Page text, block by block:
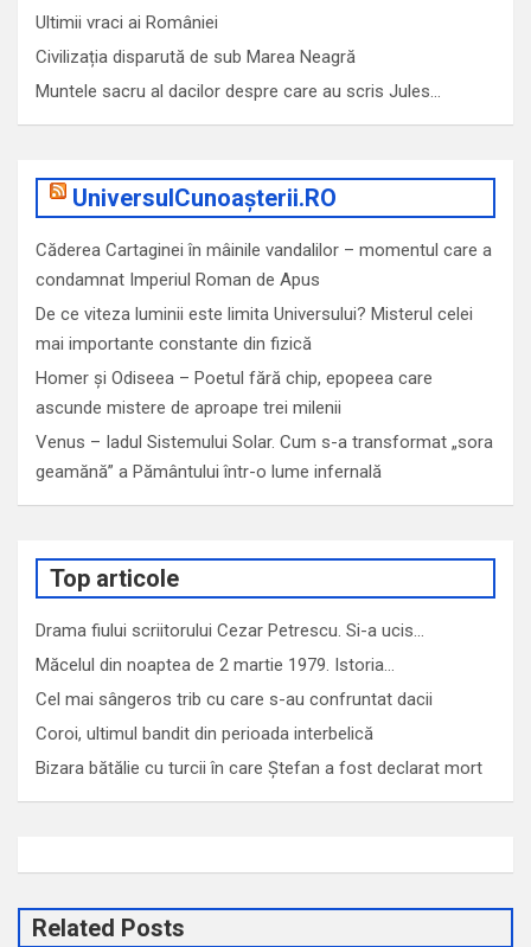
Ultimii vraci ai României
Civilizația disparută de sub Marea Neagră
Muntele sacru al dacilor despre care au scris Jules…
UniversulCunoașterii.RO
Căderea Cartaginei în mâinile vandalilor – momentul care a
condamnat Imperiul Roman de Apus
De ce viteza luminii este limita Universului? Misterul celei
mai importante constante din fizică
Homer și Odiseea – Poetul fără chip, epopeea care
ascunde mistere de aproape trei milenii
Venus – Iadul Sistemului Solar. Cum s-a transformat „sora
geamănă” a Pământului într-o lume infernală
Top articole
Drama fiului scriitorului Cezar Petrescu. Si-a ucis…
Măcelul din noaptea de 2 martie 1979. Istoria…
Cel mai sângeros trib cu care s-au confruntat dacii
Coroi, ultimul bandit din perioada interbelică
Bizara bătălie cu turcii în care Ștefan a fost declarat mort
Related Posts